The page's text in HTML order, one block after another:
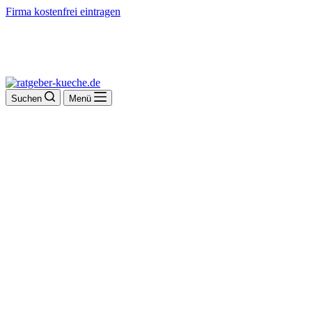
Firma kostenfrei eintragen
Suchen Menü